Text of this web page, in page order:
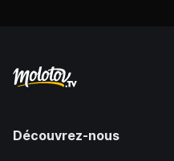
Découvrez-nous